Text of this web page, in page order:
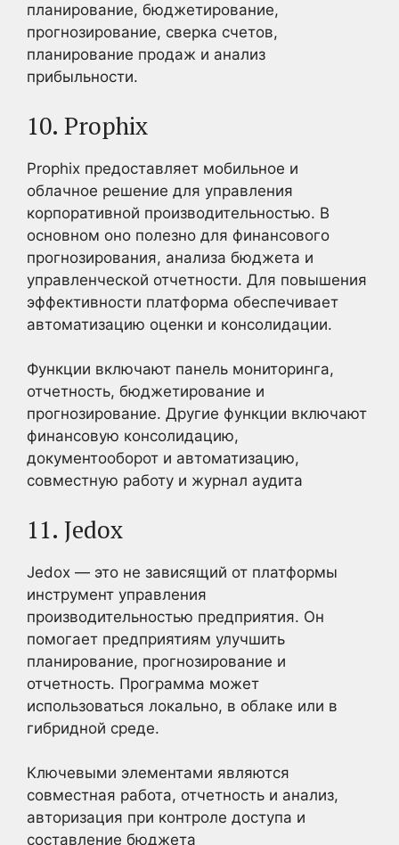
планирование, бюджетирование,
прогнозирование, сверка счетов,
планирование продаж и анализ
прибыльности.
10. Prophix
Prophix предоставляет мобильное и
облачное решение для управления
корпоративной производительностью. В
основном оно полезно для финансового
прогнозирования, анализа бюджета и
управленческой отчетности. Для повышения
эффективности платформа обеспечивает
автоматизацию оценки и консолидации.
Функции включают панель мониторинга,
отчетность, бюджетирование и
прогнозирование. Другие функции включают
финансовую консолидацию,
документооборот и автоматизацию,
совместную работу и журнал аудита
11. Jedox
Jedox — это не зависящий от платформы
инструмент управления
производительностью предприятия. Он
помогает предприятиям улучшить
планирование, прогнозирование и
отчетность. Программа может
использоваться локально, в облаке или в
гибридной среде.
Ключевыми элементами являются
совместная работа, отчетность и анализ,
авторизация при контроле доступа и
составление бюджета